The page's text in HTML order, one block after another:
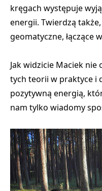
kręgach występuje
energii. Twierdzą
geomatyczne, łączące
Jak widzicie Maciek nie
tych teorii w praktyce i
pozytywną energią,
nam tylko wiadomy